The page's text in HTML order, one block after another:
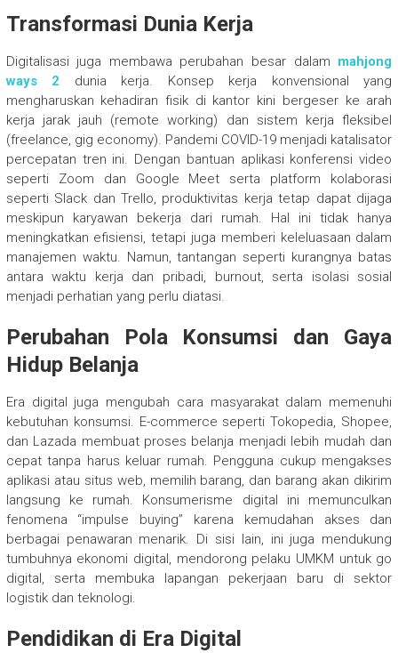
Transformasi Dunia Kerja
Digitalisasi juga membawa perubahan besar dalam mahjong
ways 2 dunia kerja. Konsep kerja konvensional yang
mengharuskan kehadiran fisik di kantor kini bergeser ke arah
kerja jarak jauh (remote working) dan sistem kerja fleksibel
(freelance, gig economy). Pandemi COVID-19 menjadi katalisator
percepatan tren ini. Dengan bantuan aplikasi konferensi video
seperti Zoom dan Google Meet serta platform kolaborasi
seperti Slack dan Trello, produktivitas kerja tetap dapat dijaga
meskipun karyawan bekerja dari rumah. Hal ini tidak hanya
meningkatkan efisiensi, tetapi juga memberi keleluasaan dalam
manajemen waktu. Namun, tantangan seperti kurangnya batas
antara waktu kerja dan pribadi, burnout, serta isolasi sosial
menjadi perhatian yang perlu diatasi.
Perubahan Pola Konsumsi dan Gaya
Hidup Belanja
Era digital juga mengubah cara masyarakat dalam memenuhi
kebutuhan konsumsi. E-commerce seperti Tokopedia, Shopee,
dan Lazada membuat proses belanja menjadi lebih mudah dan
cepat tanpa harus keluar rumah. Pengguna cukup mengakses
aplikasi atau situs web, memilih barang, dan barang akan dikirim
langsung ke rumah. Konsumerisme digital ini memunculkan
fenomena “impulse buying” karena kemudahan akses dan
berbagai penawaran menarik. Di sisi lain, ini juga mendukung
tumbuhnya ekonomi digital, mendorong pelaku UMKM untuk go
digital, serta membuka lapangan pekerjaan baru di sektor
logistik dan teknologi.
Pendidikan di Era Digital